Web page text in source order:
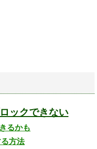
ックできない
るかも
方法